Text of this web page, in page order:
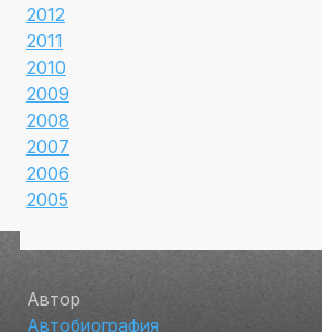
2012
2011
2010
2009
2008
2007
2006
2005
Автор
Автобиография